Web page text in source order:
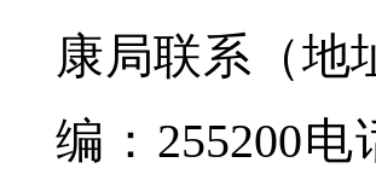
康局联系（地
编：255200电